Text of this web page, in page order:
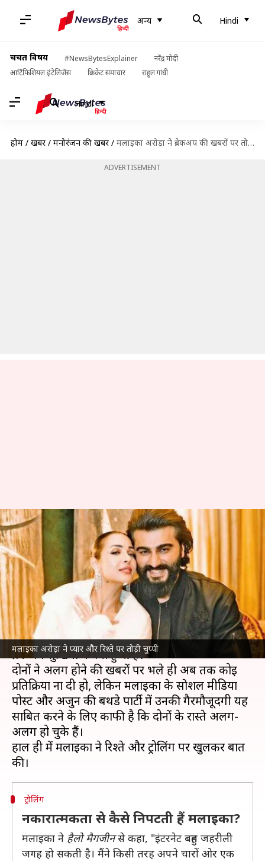
अन्य Hindi
चर्चित विषय #NewsBytesExplainer
नरेंद्र मोदी
आर्टिफिशियल इंटेलिजेंस
क्रिकेट समाचार राहुल गांधी
Hindi
होम / खबरें / मनोरंजन की खबरें / मलाइका अरोड़ा ने ब्रेकअप की खबरों पर तोड़ी चुप्पी, बोलीं- प्यार के लिए आखिर तक लडूंगी
ADVERTISEMENT
मलाइका अरोड़ा ने प्यार और रिश्ते पर तोड़ी चुप्पी
मलाइका अरोड़ा ने ब्रेकअप की खबरों
पर तोड़ी चुप्पी, बोलीं- प्यार के लिए
आखिर तक लडूंगी
लेखन नेहा शर्मा Jun 28, 2024 10:13 am
क्या है खबर?
पिछले कई दिनों सेमलाइका अरोड़ाऔरअर्जुन कपूरको
ब्रेकअप सुर्खियों में बना हुआ है।
दोनों ने अलग होने की खबरों पर भले ही अब तक कोई
प्रतिक्रिया ना दी हो, लेकिन मलाइका के साेशल मीडिया
पोस्ट और अर्जुन की बर्थडे पार्टी में उनकी गैरमौजूदगी यह
साबित करने के लिए काफी है कि दोनों के रास्ते अलग-
अलग हो चुके हैं।
हाल ही में मलाइका ने रिश्ते और ट्रोलिंग पर खुलकर बात
ट्रोलिंग
नकारात्मकता से कैसे निपटती हैं मलाइका?
मलाइका ने हैलो मैगजीनसे कहा, "इंटरनेट बहुत जहरीली
जगह हो सकती है। मैंने किसी तरह अपने चारों ओर एक